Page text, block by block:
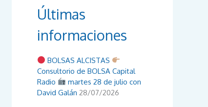
Últimas
informaciones
BOLSAS ALCISTAS
Consultorio de BOLSA Capital
Radio
martes 28 de julio con
David Galán 28/07/2026